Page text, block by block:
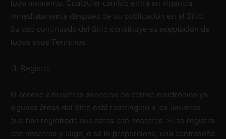
todo momento. Cualquier cambio entra en vigencia
inmediatamente después de su publicación en el Sitio.
Su uso continuado del Sitio constituye su aceptación de
todos esos Términos.
Registro
El acceso a nuestros servicios de correo electrónico ya
algunas áreas del Sitio está restringido a los usuarios
que han registrado sus datos con nosotros. Si se registra
con nosotros y elige, o se le proporciona, una contraseña